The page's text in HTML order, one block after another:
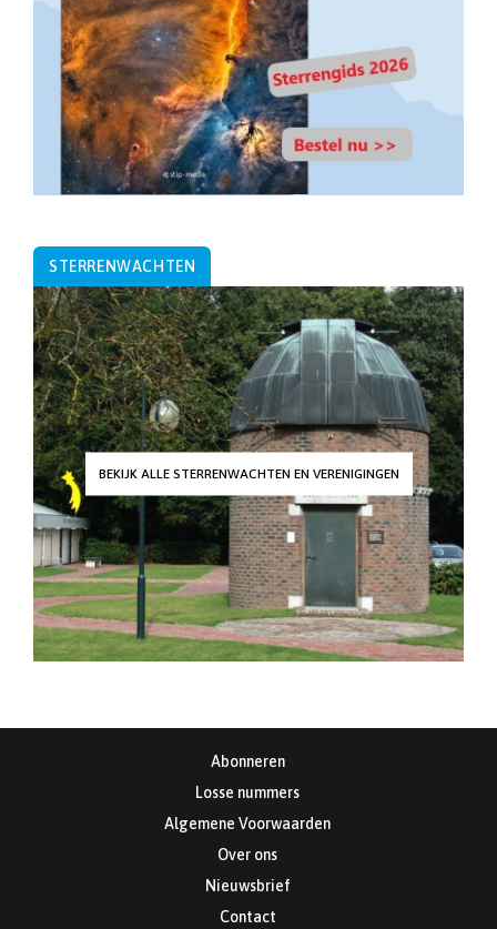
STERRENWACHTEN
BEKIJK ALLE STERRENWACHTEN EN VERENIGINGEN
Abonneren
Losse nummers
Algemene Voorwaarden
Over ons
Nieuwsbrief
Contact